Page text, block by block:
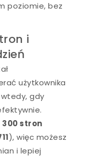
poziomie, bez
i
użytkownika
gdy
300 stron
), więc możesz
i lepiej